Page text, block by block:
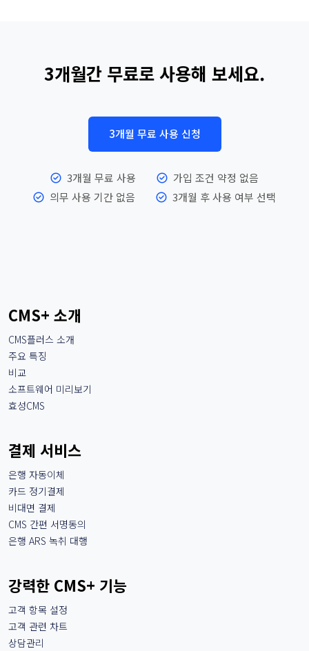
3개월간 무료로 사용해 보세요.
3개월 무료 사용 신청
3개월 무료 사용
가입 조건 약정 없음
의무 사용 기간 없음
3개월 후 사용 여부 선택
CMS+ 소개
CMS플러스 소개
주요 특징
비교
소프트웨어 미리보기
효성CMS
결제 서비스
은행 자동이체
카드 정기결제
비대면 결제
CMS 간편 서명동의
은행 ARS 녹취 대행
강력한 CMS+ 기능
고객 항목 설정
고객 관련 차트
상담관리